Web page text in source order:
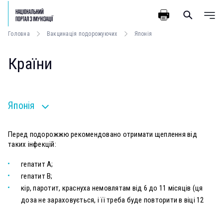
Головна Вакцинація подорожуючих Японія
Країни
Японія
Перед подорожжю рекомендовано отримати щеплення від
таких інфекцій:
гепатит А;
гепатит В;
кір, паротит, краснуха немовлятам від 6 до 11 місяців (ця
доза не зараховується, і її треба буде повторити в віці 12